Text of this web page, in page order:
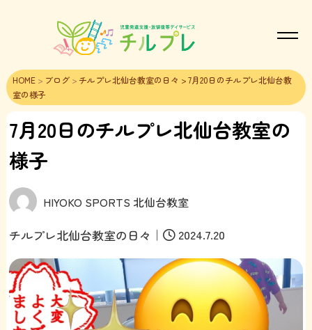
HOME> ブログ> チルプレ北仙台教室の日々 > 7月20日のチルプレ北仙台教
室の様子
7月20日のチルプレ北仙台教室の
様子
HIYOKO SPORTS 北仙台教室
チルプレ北仙台教室の日々 ｜ 2024.7.20